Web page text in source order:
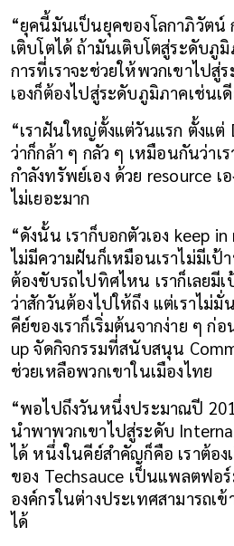
“ยุคนี้มันเป็นยุคของโลกาภิวัตน์
เติบโตได้ ถ้ามันเติบโตสู่ระดับภู
การที่เราจะช่วยให้พวกเขาไปสู่
เองก็ต้องไปสู่ระดับภูมิภาคเช่นเ
“เราฝันใหญ่ตั้งแต่วันแรก ตั้งแต่
ว่าก็กล้า ๆ กลัว ๆ เหมือนกันว่าเ
กำลังทรัพย์เอง ด้วย resource เ
ไม่เยอะมาก
“ดังนั้น เราก็บอกตัวเอง keep in
ไม่มีความฝันก็เหมือนเราไม่มีเป้า
ต้องขับรถไปทิศไหน เราก็เลยมี
ว่าสักวันต้องไปให้ถึง แต่เราไม่มั่
คีย์ของเราก็เริ่มต้นจากง่าย ๆ ก่
up จัดกิจกรรมที่สนับสนุน
ช่วยเหลือพวกเขาในเมืองไทย
“พอไปถึงวันหนึ่งประมาณปี
นำพาพวกเขาไปสู่ระดับ
ได้ หนึ่งในคีย์สำคัญก็คือ เราต้อ
ของ Techsauce เป็นแพลตฟอ
องค์กรในต่างประเทศสามารถเ
ได้